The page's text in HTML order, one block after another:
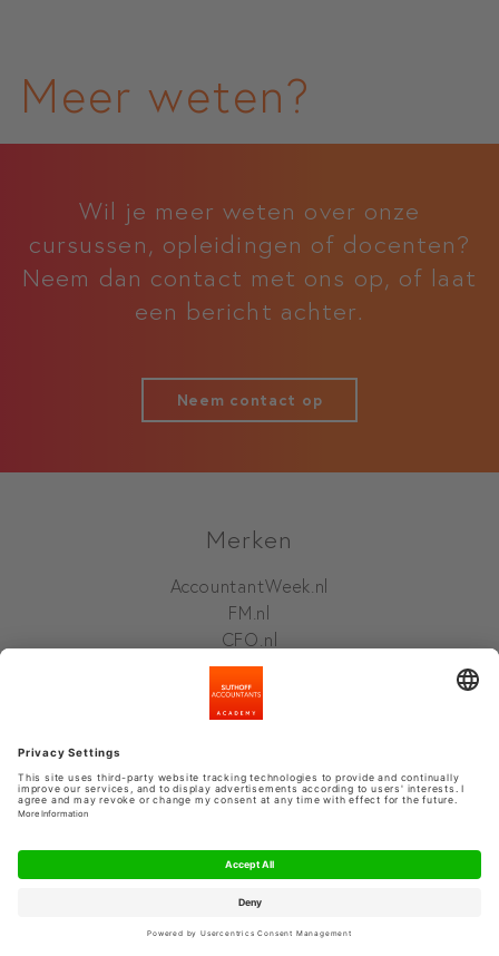
Meer weten?
Wil je meer weten over onze
cursussen, opleidingen of docenten?
Neem dan contact met ons op, of laat
een bericht achter.
Neem contact op
Merken
AccountantWeek.nl
FM.nl
CFO.nl
Sijthoff
Service & Contact
Contact
Nieuwsbrief
Kennisgebieden
Over ons
Werken bij ons
Follow us